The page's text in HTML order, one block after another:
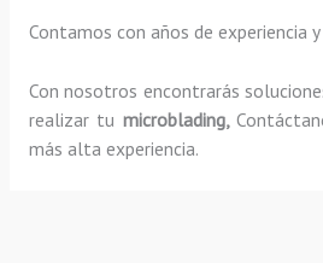
Contamos con años de experiencia
Con nosotros encontrarás
realizar tumicroblading,
más alta experiencia.